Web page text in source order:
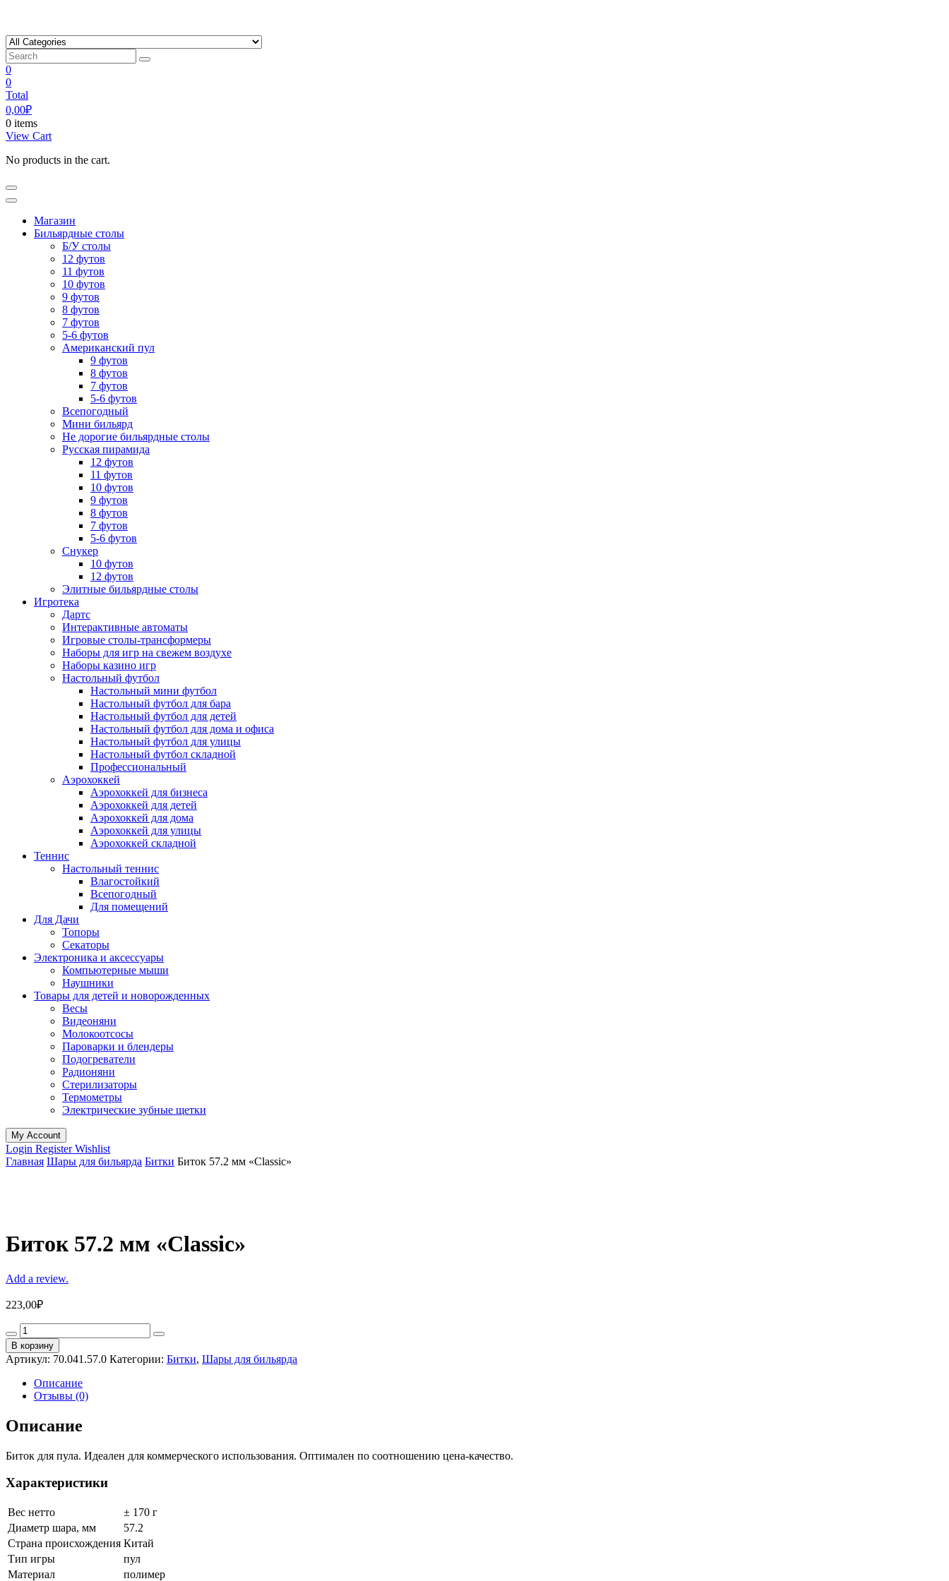
content
0
0
Total
0,00₽
0 items
View Cart
No products in the cart.
Магазин
Бильярдные столы
Б/У столы
12 футов
11 футов
10 футов
9 футов
8 футов
7 футов
5-6 футов
Американский пул
9 футов
8 футов
7 футов
5-6 футов
Всепогодный
Мини бильярд
Не дорогие бильярдные столы
Русская пирамида
12 футов
11 футов
10 футов
9 футов
8 футов
7 футов
5-6 футов
Снукер
10 футов
12 футов
Элитные бильярдные столы
Игротека
Дартс
Интерактивные автоматы
Игровые столы-трансформеры
Наборы для игр на свежем воздухе
Наборы казино игр
Настольный футбол
Настольный мини футбол
Настольный футбол для бара
Настольный футбол для детей
Настольный футбол для дома и офиса
Настольный футбол для улицы
Настольный футбол складной
Профессиональный
Аэрохоккей
Аэрохоккей для бизнеса
Аэрохоккей для детей
Аэрохоккей для дома
Аэрохоккей для улицы
Аэрохоккей складной
Теннис
Настольный теннис
Влагостойкий
Всепогодный
Для помещений
Для Дачи
Топоры
Секаторы
Электроника и аксессуары
Компьютерные мыши
Наушники
Товары для детей и новорожденных
Весы
Видеоняни
Молокоотсосы
Пароварки и блендеры
Подогреватели
Радионяни
Стерилизаторы
Термометры
Электрические зубные щетки
My Account
Login RegisterWishlist
Главная Шары для бильярда Битки Биток 57.2 мм «Classic»
Биток 57.2 мм «Classic»
Add a review.
223,00₽
Биток
57.2
мм
"Classic"
quantity
В корзину
Артикул: 70.041.57.0 Категории: Битки, Шары для бильярда
Описание
Отзывы (0)
Описание
Биток для пула. Идеален для коммерческого использования. Оптимален по соотношению цена-качество.
Характеристики
Вес нетто
± 170 г
Диаметр шара, мм
57.2
Страна происхождения Китай
Тип игры
пул
Материал
полимер